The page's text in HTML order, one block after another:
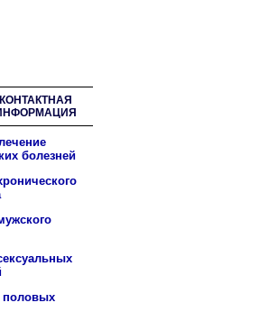
КОНТАКТНАЯ
болезней
половых